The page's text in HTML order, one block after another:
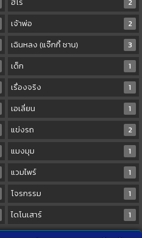
เจ้าพ่อ
2
เฉินหลง (แจ๊กกี้ ชาน)
3
เด็ก
1
เรื่องจริง
1
เอเลี่ยน
1
แข่งรถ
2
แมงมุม
1
แวมไพร์
1
โจรกรรม
1
ไดโนเสาร์ 1